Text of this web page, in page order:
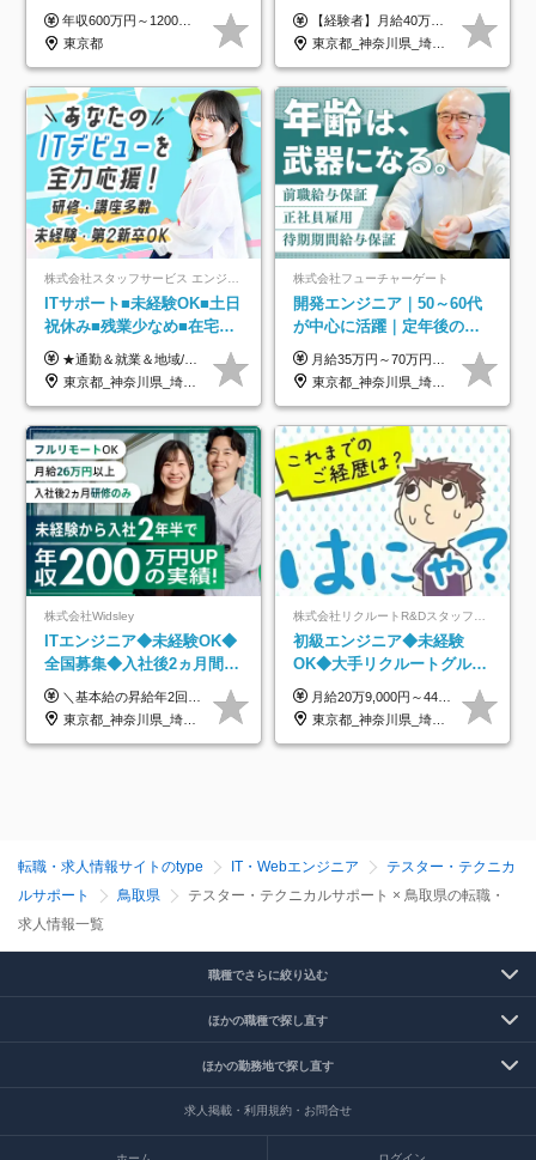
年収600万円～1200万円 ※上記年収は、想定年収です。住居費補助、子手当などの各種手当を含む金額です。 ※経験・能力等を考慮の上、当社規定により決定します。
東京都
93%／20～30代活躍中！
【経験者】月給40万円～120万円(固定残業代含む)+各種手当 ★前職給与の総収入額を100％保証｜還元率84％〜100％ ★20代の平均年収570万円 ※月給には、みなし残業手当(月30時間／5万8000円以上)を含みます 超過分は別途追加支給 ※固定残業代は、時間外労働の有無に関わらず30時間分を、月5万8000円~15万7000円支給 ※上記を超える時間外労働分は追加で支給 【未経験者】月給21万円以上＋各種手当 固定残業なし(残業代発生分全額支給) ※6ヶ月の試用期間あり（※条件に変動なし） ▼単価連動性×還元率は84％～100％で収入の大幅UPが可能！ ・案件単価が月50万円の場合：年収417万円 ・案件単価が月70万円の場合：年収584万円 ・案件単価が月100万円の場合：年収834万円 ＜モデル年収＞ ▼400万円～500万円(入社初年度) ▼542万円～626万円(入社2年) ▼667万円～700万円(入社3年） ▼709万円～801万円(入社5年）
東京都_神奈川県_埼玉県_千葉県_大阪府_愛知県_北海道_青森県_岩手県_宮城県_秋田県_山形県_福島県_茨城県_栃木県_群馬県_新潟県_山梨県_長野県_富山県_石川県_福井県_静岡県_岐阜県_三重県_兵庫県_京都府_滋賀県_奈良県_和歌山県_広島県_岡山県_鳥取県_島根県_山口県_徳島県_香川県_愛媛県_高知県_福岡県_熊本県_佐賀県_長崎県_大分県_宮崎県_鹿児島県_沖縄県
ITサポート■未経験OK■土日
祝休み■残業少なめ■在宅実
績あり■約900種類のスキル
アップ講座あり■全国募集
★通勤＆就業＆地域/住宅＆役職手当あり ★残業代は全額支給 ★選べる給与制度あり！ ■東京・神奈川・千葉・埼玉勤務の場合 月給24.5万円～55万円＋諸手当 （残業代は全額支給） (20,000円の地域/住宅手当込み) ■愛知・京都・大阪・兵庫勤務の場合 月給24万円以上＋諸手当 （残業代は全額支給） (15,000円の地域/住宅手当込み) ■茨城・栃木・群馬・静岡・三重・滋賀・広島・福岡勤務の場合 月給23.5万円以上＋諸手当 （残業代は全額支給） (10,000円の地域/住宅手当込み) ■北海道・宮城・山梨・長野・岐阜・奈良・和歌山・岡山勤務の場合 月給23万円以上＋諸手当 （残業代は全額支給） (5,000円の地域/住宅手当込み) ■その他のエリア勤務の場合 月給22.5万円以上＋諸手当 （残業代は全額支給） ※経験や能力を考慮し、当社規定により優遇します 【昇給：年一回実施】 【選べる給与制度】 ★収入を重視する方に… 「変動型人事制度」の選択も可能（派遣先からの評価に応じて収入アップ！） ※年2回のタイミングで希望者と面談の上決定します。
東京都_神奈川県_埼玉県_千葉県_大阪府_愛知県_北海道_岩手県_宮城県_山形県_福島県_茨城県_栃木県_群馬県_山梨県_長野県_富山県_石川県_静岡県_岐阜県_三重県_兵庫県_京都府_滋賀県_奈良県_広島県_岡山県_山口県_愛媛県_福岡県_熊本県_長崎県
株式会社フューチャーゲート
開発エンジニア｜50～60代
が中心に活躍｜定年後の給
与減ナシ｜年収50万円アッ
プ実績／昇給率92％（直近3
年）
月給35万円～70万円（固定残業代30時間分63,869円～を含む）+賞与年1回 ※30時間を超える分は別途支給します ●これまでのご経験・スキル・前職給与をできる限り考慮します ●待機期間も給与を100％支給します ●試用期間中も給与や福利厚生は同じです ≪年収を維持しながら長く働けます！≫ 一般的な企業では55歳や60歳を機に年収が下がりますが、 当社は役職などではなく「スキルや経験」で評価。 エンジニアとして長く働きながら あなたにふさわしい年収を維持できます！
東京都_神奈川県_埼玉県_千葉県
株式会社Widsley
ITエンジニア◆未経験OK◆
全国募集◆入社後2ヵ月間は
研修のみ◆フルリモート
OK◆残業月3h◆服装髪型自
＼基本給の昇給年2回＆プロジェクト手当による昇給年12回！！／ 【経験者の場合】 月給33万円～70万円＋プロジェクト手当＋資格手当 ★スキルや経験を考慮の上、優遇します ★上記給与には固定残業代20時間分(月4万3883円～)を含みます。残業が超過した場合は、追加支給します(残業は月平均3時間とほぼ発生しません。残業がなくても、固定残業代は支給されます) ★試用期間中も、月給や福利厚生等は同じです ---------- 【未経験者の場合】 月給26万円～50万円＋プロジェクト手当＋資格手当 ★スキルや経験を考慮の上、優遇します ★上記給与には固定残業代20時間分(月3万719円～)を含みます。残業が超過した場合は、追加支給します(残業は月平均3時間とほぼ発生しません。残業がなくても、固定残業代は支給されます) ★試用期間6ヵ月あり ・1ヶ月目～：月給23万円～ ・2ヶ月目～6ヶ月目：月給23万円～＋プロジェクト手当1～3万円 （上記給与にはそれぞれ固定残業代20時間分(月3万719円～)を含み、超過した場合は追加支給します。） ---------- 【プロジェクト手当について】 参画するプロジェクトの単価に応じて毎月の歩合給を支給します 業界内でもトップクラスの高還元です！
東京都_神奈川県_埼玉県_千葉県_大阪府_愛知県_北海道_青森県_岩手県_宮城県_秋田県_山形県_福島県_茨城県_栃木県_群馬県_新潟県_山梨県_長野県_富山県_石川県_福井県_静岡県_岐阜県_三重県_兵庫県_京都府_滋賀県_奈良県_和歌山県_広島県_岡山県_鳥取県_島根県_山口県_徳島県_香川県_愛媛県_高知県_福岡県_熊本県_佐賀県_長崎県_大分県_宮崎県_鹿児島県_沖縄県
初級エンジニア◆未経験
OK◆大手リクルートグルー
プ正社員◆独自の教育体制
◆住宅手当制度あり/s
月給20万9,000円～44万円 ※試用期間6カ月あり（期間中の待遇に変更なし） ※経験・能力・前給を考慮の上、決定いたします ※時間外手当100％支給 ※派遣就業先が変更となる場合には、就業規則、労使協定等に基づき賃金が変更となる可能性があります
東京都_神奈川県_埼玉県_千葉県_大阪府_愛知県_青森県_岩手県_宮城県_秋田県_山形県_福島県_茨城県_栃木県_群馬県_山梨県_長野県_福井県_静岡県_岐阜県_三重県_兵庫県_京都府_滋賀県_奈良県_広島県_岡山県_山口県_香川県_福岡県_熊本県_佐賀県_長崎県_大分県_宮崎県_鹿児島県
転職・求人情報サイトのtype IT・Webエンジニア
テスター・テクニカ
ルサポート
鳥取県
テスター・テクニカルサポート × 鳥取県の転職・
求人情報一覧
職種でさらに絞り込む
ほかの職種で探し直す
ほかの勤務地で探し直す
求人掲載・利用規約・お問合せ